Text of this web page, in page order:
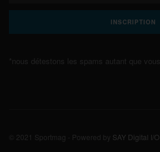
*nous détestons les spams autant que vous
© 2021 Sportmag - Powered by SAY Digital I/O